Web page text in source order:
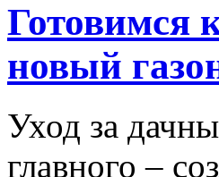
Готовимся
новый
Уход за
главного –